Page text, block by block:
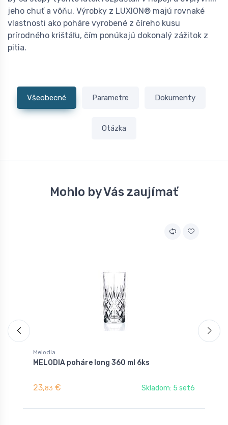
jeho chuť a vôňu. Výrobky z LUXION® majú rovnaké
vlastnosti ako poháre vyrobené z číreho kusu
prírodného krištáľu, čím ponúkajú dokonalý zážitok z
pitia.
Všeobecné Parametre Dokumenty
Otázka
Mohlo by Vás zaujímať
Melodia
MELODIA poháre long 360 ml 6ks
23,83 € Skladom: 5 set6